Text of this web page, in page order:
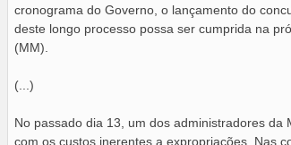
cronograma do Governo, o lançamento do
deste longo processo possa ser cumprida na
(MM).
(...)
No passado dia 13, um dos administradores
com os custos inerentes a expropriações. Nas